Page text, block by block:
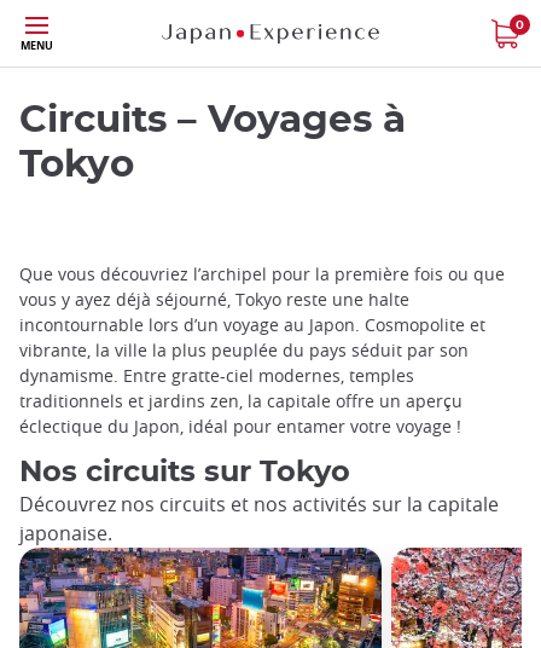
Skip
to
main
content
MENU
0
Circuits – Voyages à
Tokyo
Que vous découvriez l’archipel pour la première fois ou que
vous y ayez déjà séjourné, Tokyo reste une halte
incontournable lors d’un voyage au Japon. Cosmopolite et
vibrante, la ville la plus peuplée du pays séduit par son
dynamisme. Entre gratte-ciel modernes, temples
traditionnels et jardins zen, la capitale offre un aperçu
éclectique du Japon, idéal pour entamer votre voyage !
Nos circuits sur Tokyo
Découvrez nos circuits et nos activités sur la capitale
japonaise.